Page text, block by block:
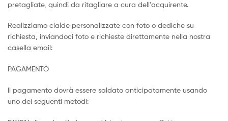
pretagliate, quindi da ritagliare a cura dell’acquirente.
Realizziamo cialde personalizzate con foto o dediche su
richiesta, inviandoci foto e richieste direttamente nella nostra
casella email:
PAGAMENTO
Il pagamento dovrà essere saldato anticipatamente usando
uno dei seguenti metodi: